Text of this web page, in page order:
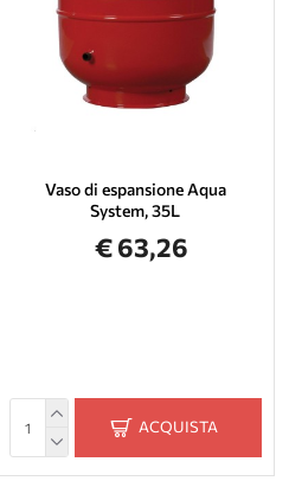
Vaso di espansione Aqua
System, 35L
€ 63,26
ACQUISTA